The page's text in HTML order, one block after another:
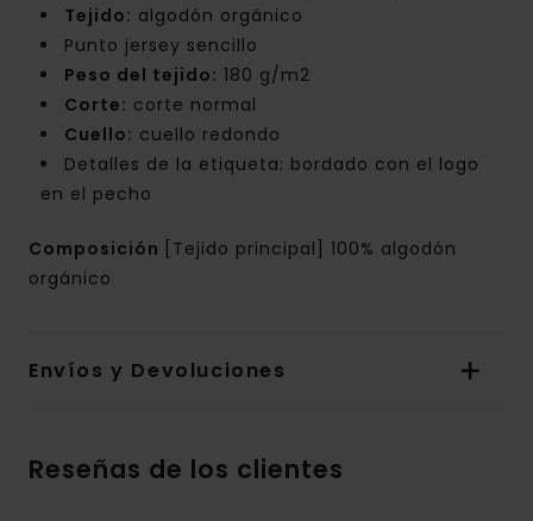
Tejido: algodón orgánico
Punto jersey sencillo
Peso del tejido: 180 g/m2
Corte: corte normal
Cuello: cuello redondo
Detalles de la etiqueta: bordado con el logo
en el pecho
Composición
[Tejido principal] 100% algodón
orgánico
Envíos y Devoluciones
Reseñas de los clientes